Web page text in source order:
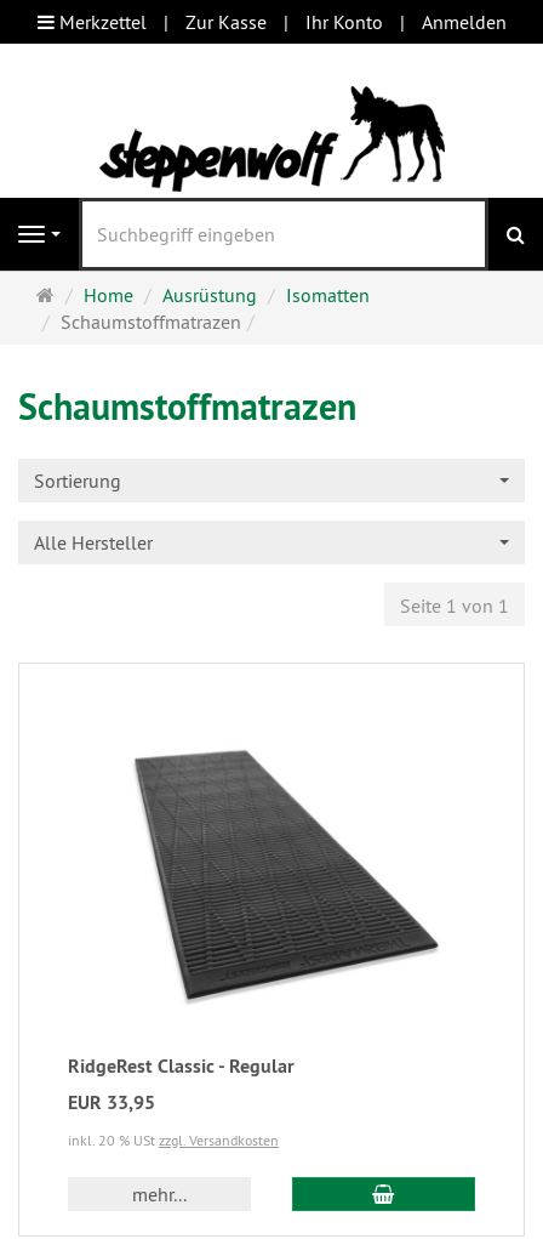
Merkzettel Zur Kasse Ihr Konto Anmelden
Navigation
Startseite
Home Ausrüstung
Isomatten
Schaumstoffmatrazen
Schaumstoffmatrazen
Sortierung
Alle Hersteller
Seite 1 von 1
RidgeRest Classic - Regular
EUR 33,95
inkl. 20 % USt zzgl. Versandkosten
mehr...